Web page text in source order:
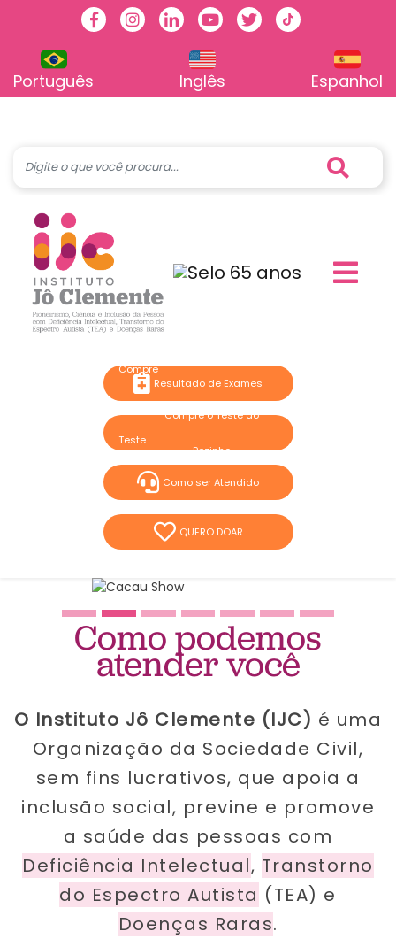
FacebookInstagram
LinkedinYoutubeTwitterTikTok
Português Inglês Espanhol
Resultado de Exames
Compre o Teste do
Pezinho
Como ser Atendido
QUERO DOAR
Como podemos
atender você
O Instituto Jô Clemente (IJC) é uma
Organização da Sociedade Civil,
sem fins lucrativos, que apoia a
inclusão social, previne e promove
a saúde das pessoas com
Deficiência Intelectual, Transtorno
do Espectro Autista (TEA) e
Doenças Raras.